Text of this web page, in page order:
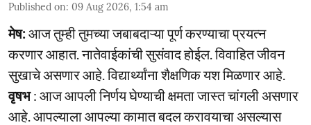
Published on: 09 Aug 2026, 1:54 am
मेष:आज तुम्ही तुमच्या जबाबदाऱ्या पूर्ण करण्याचा प्रयत्न
करणार आहात. नातेवाईकांची सुसंवाद होईल. विवाहित जीवन
सुखाचे असणार आहे. विद्यार्थ्यांना शैक्षणिक यश मिळणार आहे.
वृषभ: आज आपली निर्णय घेण्याची क्षमता जास्त चांगली असणार
आहे. आपल्याला आपल्या कामात बदल करावयाचा असल्यास